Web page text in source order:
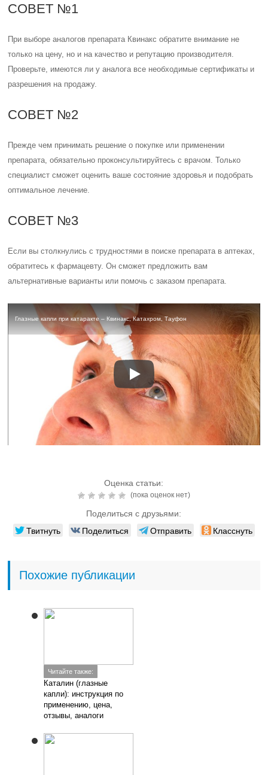
СОВЕТ №1
При выборе аналогов препарата Квинакс обратите внимание не
только на цену, но и на качество и репутацию производителя.
Проверьте, имеются ли у аналога все необходимые сертификаты и
разрешения на продажу.
СОВЕТ №2
Прежде чем принимать решение о покупке или применении
препарата, обязательно проконсультируйтесь с врачом. Только
специалист сможет оценить ваше состояние здоровья и подобрать
оптимальное лечение.
СОВЕТ №3
Если вы столкнулись с трудностями в поиске препарата в аптеках,
обратитесь к фармацевту. Он сможет предложить вам
альтернативные варианты или помочь с заказом препарата.
Глазные капли при катаракте – Квинакс, Катахром, Тауфон
Оценка статьи:
(пока оценок нет)
Поделиться с друзьями:
Твитнуть Поделиться Отправить Класснуть
Похожие публикации
Читайте также:
Каталин (глазные
капли): инструкция по
применению, цена,
отзывы, аналоги